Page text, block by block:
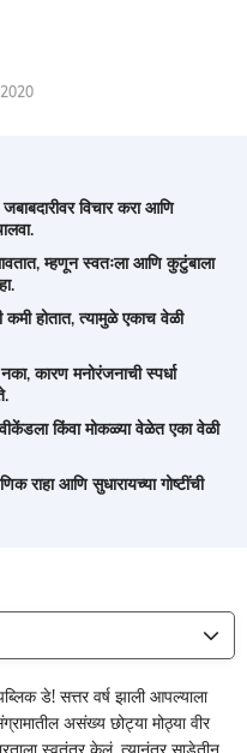
जबाबदारीवर विचार करा आणि
म्हणून स्वतःला आणि कुटुंबाला
कमी होतात, त्यामुळे एकाच वेळी
कारण मनोरंजनाची स्पर्धा
किंवा मोकळ्या वेळेत एका वेळी
राहा आणि सुधारायच्या गोष्टींची
डे! सत्तर वर्ष झाली आपल्याला
असंख्य छोट्या मोठ्या वीर